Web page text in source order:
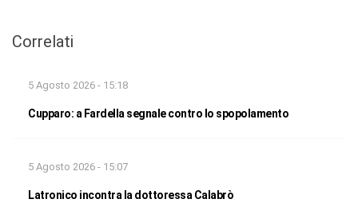
Correlati
5 Agosto 2026 - 15:18
Cupparo: a Fardella segnale contro lo spopolamento
5 Agosto 2026 - 15:07
Latronico incontra la dottoressa Calabrò